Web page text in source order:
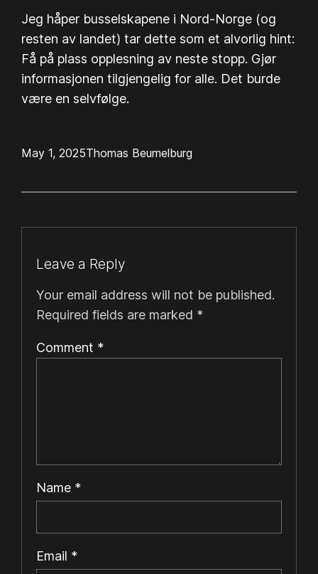
Jeg håper busselskapene i Nord-Norge (og
resten av landet) tar dette som et alvorlig hint:
Få på plass opplesning av neste stopp. Gjør
informasjonen tilgjengelig for alle. Det burde
være en selvfølge.
May 1, 2025Thomas Beumelburg
Leave a Reply
Your email address will not be published.
Required fields are marked *
Comment *
Name *
Email *